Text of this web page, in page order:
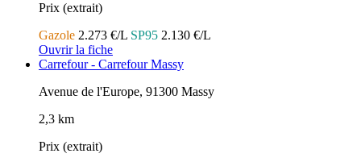
Prix (extrait)
Gazole 2.273 €/L SP95 2.130 €/L
Ouvrir la fiche
Carrefour - Carrefour Massy
Avenue de l'Europe, 91300 Massy
2,3 km
Prix (extrait)